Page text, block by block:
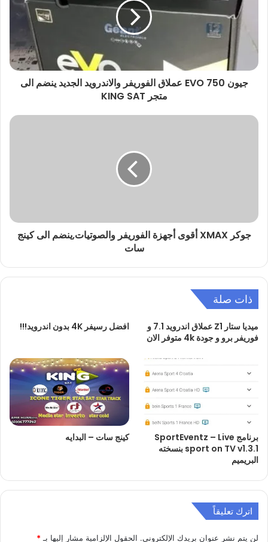
جيون 750 EVO عملاق الفوريفر والاندرويد الجديد ينضم الى
متجر KING SAT
جوكر XMAX أقوى أجهزة الفوريفر والصوتيات,ينضم الى كينج
سات
ذات صلة
ميديا ستار Z1 عملاق اندرويد 7.1 و
فوريفر برو و جودة 4k متوفر الان
افضل رسيفر 4K بدون اندرويد!!!
برنامج SportEventz – Live
sport on TV v1.3.1 بنسخته
البريميم
كينج سات – البدايه
اترك تعليقاً
لن يتم نشر عنوان بريدك الإلكتروني. الحقول الإلزامية مشار إليها بـ *